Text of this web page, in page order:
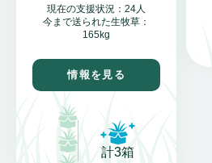
現在の支援状況：24人
今まで送られた生牧草：
165kg
情報を見る
計3箱